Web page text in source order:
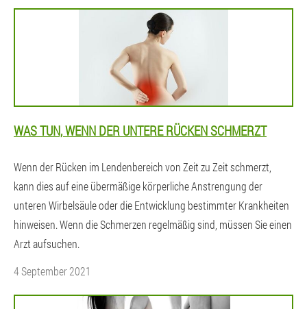
WAS TUN, WENN DER UNTERE RÜCKEN SCHMERZT
Wenn der Rücken im Lendenbereich von Zeit zu Zeit schmerzt,
kann dies auf eine übermäßige körperliche Anstrengung der
unteren Wirbelsäule oder die Entwicklung bestimmter Krankheiten
hinweisen. Wenn die Schmerzen regelmäßig sind, müssen Sie einen
Arzt aufsuchen.
4 September 2021